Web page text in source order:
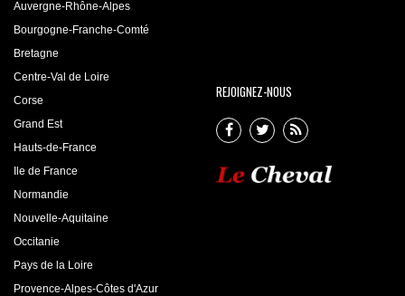
Auvergne-Rhône-Alpes
Bourgogne-Franche-Comté
Bretagne
Centre-Val de Loire
Corse
Grand Est
Hauts-de-France
Ile de France
Normandie
Nouvelle-Aquitaine
Occitanie
Pays de la Loire
Provence-Alpes-Côtes d'Azur
REJOIGNEZ-NOUS